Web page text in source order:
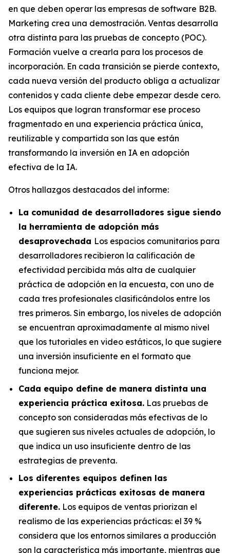
en que deben operar las empresas de software B2B.
Marketing crea una demostración. Ventas desarrolla
otra distinta para las pruebas de concepto (POC).
Formación vuelve a crearla para los procesos de
incorporación. En cada transición se pierde contexto,
cada nueva versión del producto obliga a actualizar
contenidos y cada cliente debe empezar desde cero.
Los equipos que logran transformar ese proceso
fragmentado en una experiencia práctica única,
reutilizable y compartida son las que están
transformando la inversión en IA en adopción
efectiva de la IA.
Otros hallazgos destacados del informe:
La comunidad de desarrolladores sigue siendo
la herramienta de adopción más
desaprovechada Los espacios comunitarios para
desarrolladores recibieron la calificación de
efectividad percibida más alta de cualquier
práctica de adopción en la encuesta, con uno de
cada tres profesionales clasificándolos entre los
tres primeros. Sin embargo, los niveles de adopción
se encuentran aproximadamente al mismo nivel
que los tutoriales en video estáticos, lo que sugiere
una inversión insuficiente en el formato que
funciona mejor.
Cada equipo define de manera distinta una
experiencia práctica exitosa. Las pruebas de
concepto son consideradas más efectivas de lo
que sugieren sus niveles actuales de adopción, lo
que indica un uso insuficiente dentro de las
estrategias de preventa.
Los diferentes equipos definen las
experiencias prácticas exitosas de manera
diferente. Los equipos de ventas priorizan el
realismo de las experiencias prácticas: el 39 %
considera que los entornos similares a producción
son la característica más importante, mientras que